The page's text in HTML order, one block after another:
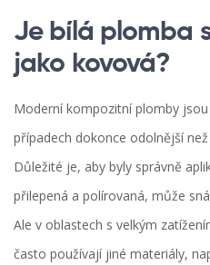
Je bílá plomba
jako kovová?
Moderní kompozitní plomby
případech dokonce odolnější
Důležité je, aby byly správně
přilepená a polírovaná, může
Ale v oblastech s velkým
často používají jiné materiály,